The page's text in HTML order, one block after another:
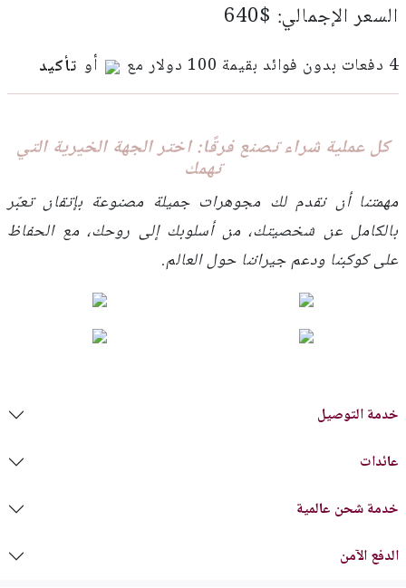
السعر الإجمالي: $640
4 دفعات بدون فوائد بقيمة 100 دولار مع أو تأكيد
كل عملية شراء تصنع فرقًا: اختر الجهة الخيرية التي
تهمك
مهمتنا أن نقدم لك مجوهرات جميلة مصنوعة بإتقان تعبّر
بالكامل عن شخصيتك، من أسلوبك إلى روحك، مع الحفاظ
على كوكبنا ودعم جيراننا حول العالم.
خدمة التوصيل
عائدات
خدمة شحن عالمية
الدفع الآمن